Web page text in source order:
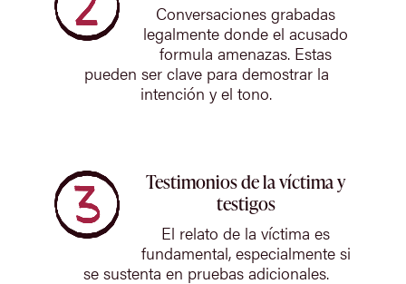
Conversaciones grabadas
legalmente donde el acusado
formula amenazas. Estas
pueden ser clave para demostrar la
intención y el tono.
Testimonios de la víctima y
testigos
El relato de la víctima es
fundamental, especialmente si
se sustenta en pruebas adicionales.